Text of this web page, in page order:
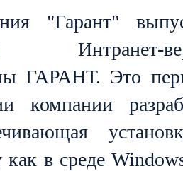
"Гарант"
Интранет-
ГАРАНТ. Это
компании
как в среде